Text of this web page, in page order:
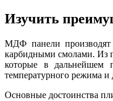
Изучить
МДФ панели
карбидными смолами. Из
которые в дальнейшем
температурного режима и
Основные достоинства